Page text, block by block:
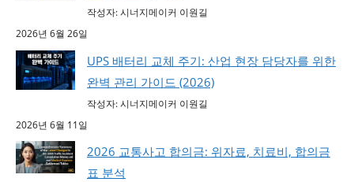
작성자: 시너지메이커 이원길
2026년 6월 26일
UPS 배터리 교체 주기: 산업 현장 담당자를 위한
완벽 관리 가이드 (2026)
작성자: 시너지메이커 이원길
2026년 6월 11일
2026 교통사고 합의금: 위자료, 치료비, 합의금
표 분석